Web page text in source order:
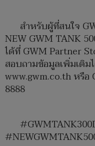
สำหรับผู้ที่สนใจ
NEW GWM TANK
ได้ที่ GWM Partner
สอบถามข้อมูลเพิ่มเติ
www.gwm.co.thหรือ
8888